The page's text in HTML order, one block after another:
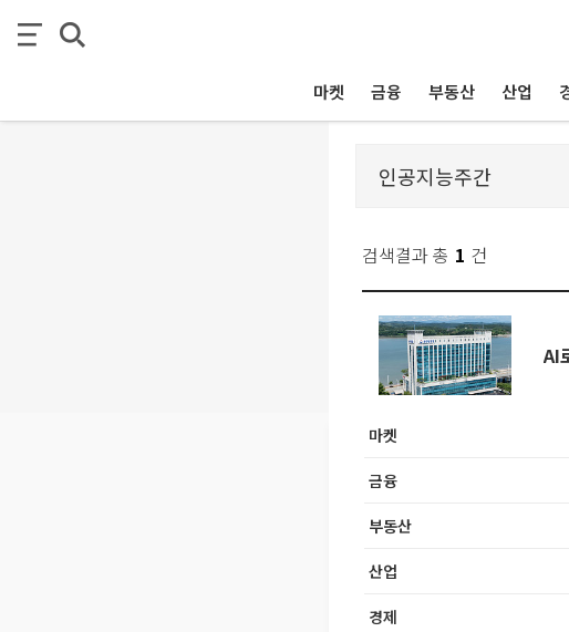
마켓 금융 부동산 산업
검색결과 총 1 건
AI
마켓
금융
부동산
산업
경제